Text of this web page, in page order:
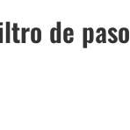
de paso